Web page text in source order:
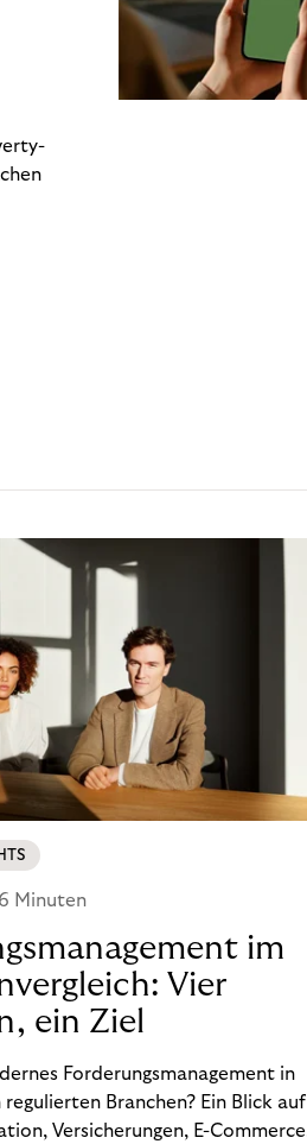
6 Minuten
im
Vier
ein Ziel
Forderungsmanagement in
Branchen? Ein Blick auf
Versicherungen, E-Commerce